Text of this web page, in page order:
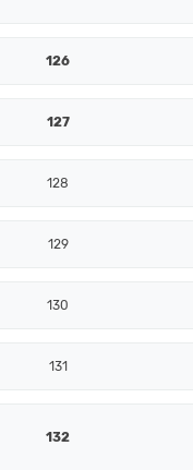
126
127
128
129
130
131
132